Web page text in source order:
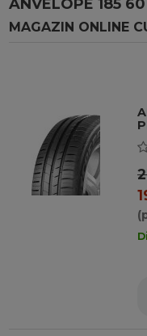
ANVELOPE 185
MAGAZIN ONLINE